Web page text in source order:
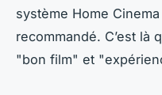
système Home
recommandé. C’est là
"bon film" et